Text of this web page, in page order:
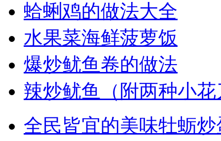
蛤蜊鸡的做法大全
水果菜海鲜菠萝饭
爆炒鱿鱼卷的做法
辣炒鱿鱼（附两种小
全民皆宜的美味牡蛎炒